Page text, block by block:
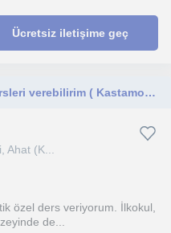
Ücretsiz iletişime geç
İlkokul, ortaokul lise ve kpss dersleri verebilirim ( Kastamonu merkez veya online)
Ahat (K...
özel ders veriyorum. İlkokul,
de...